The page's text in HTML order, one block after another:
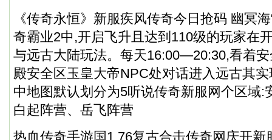
《传奇永恒》新服疾风传奇今日抢码 幽冥
奇霸业2中,开启飞升且达到110级的玩家在
与远古大陆玩法。每天16:00—20:30,看着
殿安全区玉皇大帝NPC处对话进入远古其
中地图默认划分为5听说传奇新服网个区域:
白起阵营、岳飞阵营
热血传奇手游国1.76复古合击传奇网庆开新